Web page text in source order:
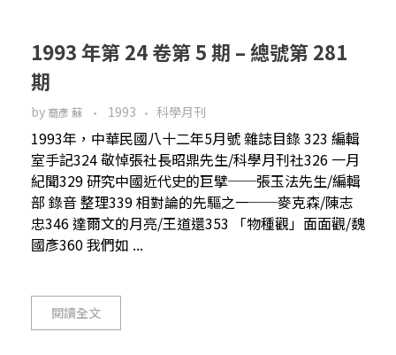
1993 年第 24 卷第 5 期 – 總號第 281
期
by 裔彥 蘇 1993 科學月刊
1993年，中華民國八十二年5月號 雜誌目錄 323 編輯
室手記324 敬悼張社長昭鼎先生/科學月刊社326 一月
紀聞329 研究中國近代史的巨擘──張玉法先生/編輯
部 錄音 整理339 相對論的先驅之一──麥克森/陳志
忠346 達爾文的月亮/王道還353 「物種觀」面面觀/魏
國彥360 我們如 ...
閱讀全文